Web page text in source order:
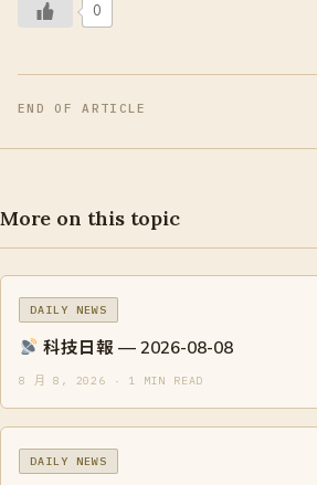
0
END OF ARTICLE
More on this topic
DAILY NEWS
科技日報 — 2026-08-08
8 月 8, 2026 · 1 MIN READ
DAILY NEWS